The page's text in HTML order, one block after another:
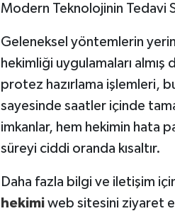
Modern Teknolojinin Tedavi
Geleneksel yöntemlerin
hekimliği uygulamaları
protez hazırlama işlemleri,
sayesinde saatler içinde
imkanlar, hem hekimin hata
süreyi ciddi oranda kısaltır.
Daha fazla bilgi ve iletişim
hekimiweb sitesini ziyaret